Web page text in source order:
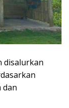
disalurkan
dan